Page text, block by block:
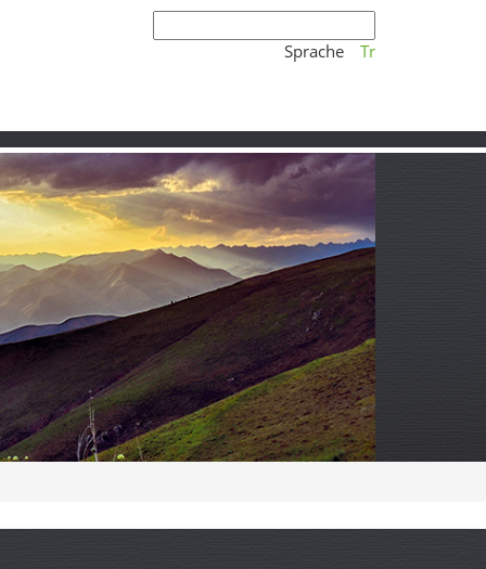
Sprache Tr